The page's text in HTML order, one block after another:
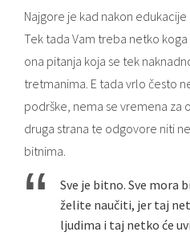
Najgore je kad nakon
Tek tada Vam treba netko
ona pitanja koja se tek
tretmanima. E tada vrlo često
podrške, nema se vremena za
druga strana te odgovore niti
bitnima.
Sve je bitno. Sve mora
želite naučiti, jer taj
ljudima i taj netko će